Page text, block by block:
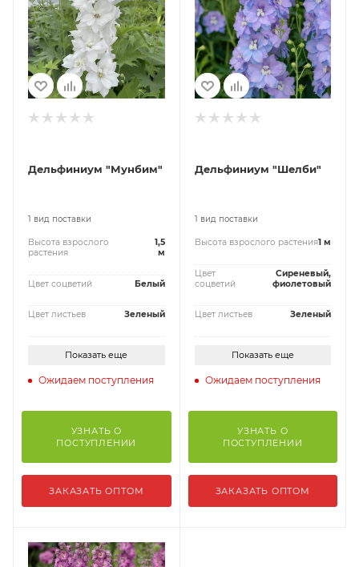
Дельфиниум "Мунбим"
1 вид поставки
Высота взрослого
растения
1,5
м
Цвет соцветий Белый
Цвет листьев Зеленый
Показать еще
Ожидаем поступления
УЗНАТЬ О
ПОСТУПЛЕНИИ
ЗАКАЗАТЬ ОПТОМ
Дельфиниум "Шелби"
1 вид поставки
Высота взрослого растения1 м
Цвет
соцветий
Сиреневый,
фиолетовый
Цвет листьев Зеленый
Показать еще
Ожидаем поступления
УЗНАТЬ О
ПОСТУПЛЕНИИ
ЗАКАЗАТЬ ОПТОМ